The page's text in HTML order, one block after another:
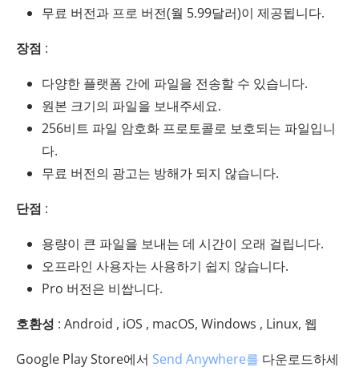
무료 버전과 프로 버전(월 5.99달러)이 제공됩니다.
장점 :
다양한 플랫폼 간에 파일을 전송할 수 있습니다.
원본 크기의 파일을 보내주세요.
256비트 파일 암호화 프로토콜로 보호되는 파일입니
다.
무료 버전의 광고는 방해가 되지 않습니다.
단점 :
용량이 큰 파일을 보내는 데 시간이 오래 걸립니다.
오프라인 사용자는 사용하기 쉽지 않습니다.
Pro 버전은 비쌉니다.
호환성 : Android , iOS , macOS, Windows , Linux, 웹
Google Play Store에서 Send Anywhere를 다운로드하세